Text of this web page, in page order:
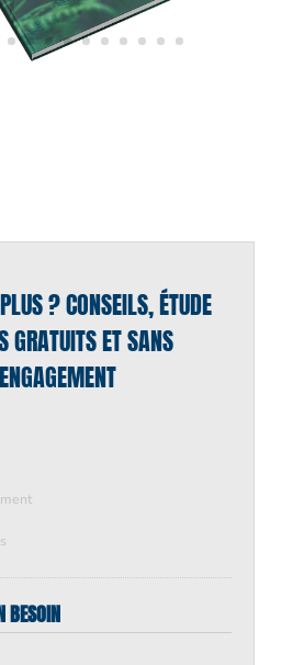
? CONSEILS, ÉTUDE
GRATUITS ET SANS
ENGAGEMENT